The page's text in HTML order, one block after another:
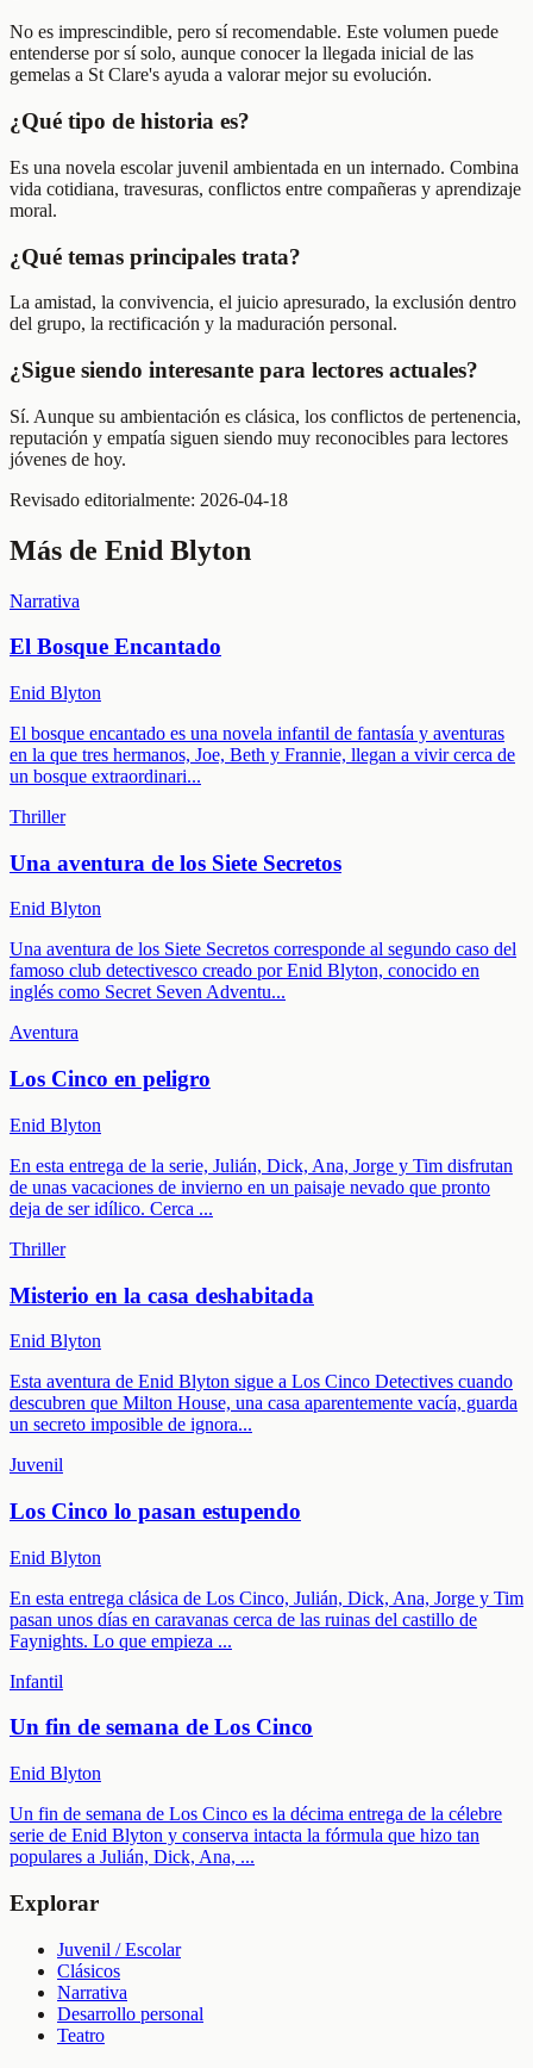
No es imprescindible, pero sí recomendable. Este volumen puede
entenderse por sí solo, aunque conocer la llegada inicial de las
gemelas a St Clare's ayuda a valorar mejor su evolución.
¿Qué tipo de historia es?
Es una novela escolar juvenil ambientada en un internado. Combina
vida cotidiana, travesuras, conflictos entre compañeras y aprendizaje
moral.
¿Qué temas principales trata?
La amistad, la convivencia, el juicio apresurado, la exclusión dentro
del grupo, la rectificación y la maduración personal.
¿Sigue siendo interesante para lectores actuales?
Sí. Aunque su ambientación es clásica, los conflictos de pertenencia,
reputación y empatía siguen siendo muy reconocibles para lectores
jóvenes de hoy.
Revisado editorialmente: 2026-04-18
Más de Enid Blyton
Narrativa
El Bosque Encantado
Enid Blyton
El bosque encantado es una novela infantil de fantasía y aventuras
en la que tres hermanos, Joe, Beth y Frannie, llegan a vivir cerca de
un bosque extraordinari...
Thriller
Una aventura de los Siete Secretos
Enid Blyton
Una aventura de los Siete Secretos corresponde al segundo caso del
famoso club detectivesco creado por Enid Blyton, conocido en
inglés como Secret Seven Adventu...
Aventura
Los Cinco en peligro
Enid Blyton
En esta entrega de la serie, Julián, Dick, Ana, Jorge y Tim disfrutan
de unas vacaciones de invierno en un paisaje nevado que pronto
deja de ser idílico. Cerca ...
Thriller
Misterio en la casa deshabitada
Enid Blyton
Esta aventura de Enid Blyton sigue a Los Cinco Detectives cuando
descubren que Milton House, una casa aparentemente vacía, guarda
un secreto imposible de ignora...
Juvenil
Los Cinco lo pasan estupendo
Enid Blyton
En esta entrega clásica de Los Cinco, Julián, Dick, Ana, Jorge y Tim
pasan unos días en caravanas cerca de las ruinas del castillo de
Faynights. Lo que empieza ...
Infantil
Un fin de semana de Los Cinco
Enid Blyton
Un fin de semana de Los Cinco es la décima entrega de la célebre
serie de Enid Blyton y conserva intacta la fórmula que hizo tan
populares a Julián, Dick, Ana, ...
Explorar
Juvenil / Escolar
Clásicos
Narrativa
Desarrollo personal
Teatro